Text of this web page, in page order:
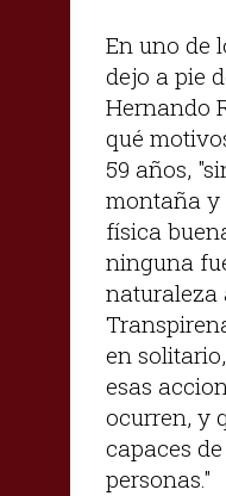
En uno de
dejo a pie
Hernando
qué
59 años,
montaña
física
ninguna
naturaleza
en
esas
ocurren, y
capaces
personas."